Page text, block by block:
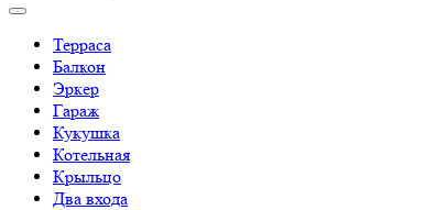
Терраса
Балкон
Эркер
Гараж
Кукушка
Котельная
Крыльцо
Два входа